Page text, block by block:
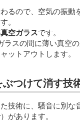
るので、空気の振動
。
真空ガラスです。
ラスの間に薄い真空
ットアウトします。
つけて消す技
技術に、騒音に別な
）があります。